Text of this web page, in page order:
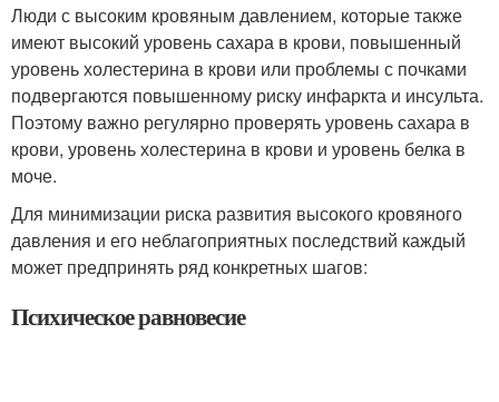
Люди с высоким кровяным давлением, которые также
имеют высокий уровень сахара в крови, повышенный
уровень холестерина в крови или проблемы с почками
подвергаются повышенному риску инфаркта и инсульта.
Поэтому важно регулярно проверять уровень сахара в
крови, уровень холестерина в крови и уровень белка в
моче.
Для минимизации риска развития высокого кровяного
давления и его неблагоприятных последствий каждый
может предпринять ряд конкретных шагов:
Психическое равновесие